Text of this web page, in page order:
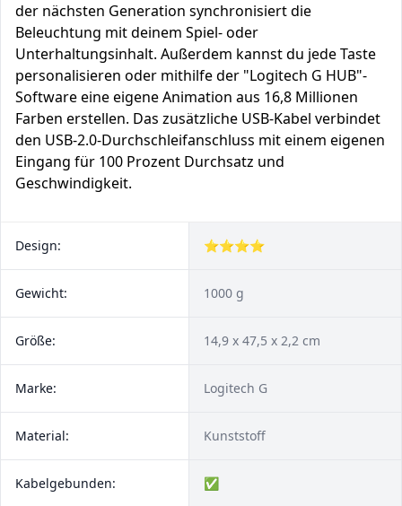
der nächsten Generation synchronisiert die
Beleuchtung mit deinem Spiel- oder
Unterhaltungsinhalt. Außerdem kannst du jede Taste
personalisieren oder mithilfe der "Logitech G HUB"-
Software eine eigene Animation aus 16,8 Millionen
Farben erstellen. Das zusätzliche USB-Kabel verbindet
den USB-2.0-Durchschleifanschluss mit einem eigenen
Eingang für 100 Prozent Durchsatz und
Geschwindigkeit.
Design: ⭐⭐⭐⭐
Gewicht: 1000 g
Größe: 14,9 x 47,5 x 2,2 cm
Marke: Logitech G
Material: Kunststoff
Kabelgebunden: ✅